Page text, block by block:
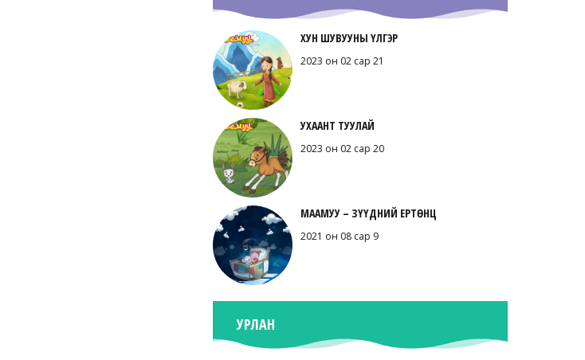
ХУН ШУВУУНЫ ҮЛГЭР
2023 он 02 сар 21
УХААНТ ТУУЛАЙ
2023 он 02 сар 20
МААМУУ – ЗҮҮДНИЙ ЕРТӨНЦ
2021 он 08 сар 9
УРЛАН